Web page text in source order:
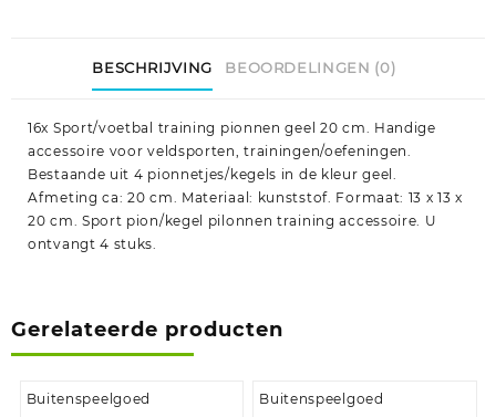
BESCHRIJVING BEOORDELINGEN (0)
16x Sport/voetbal training pionnen geel 20 cm. Handige
accessoire voor veldsporten, trainingen/oefeningen.
Bestaande uit 4 pionnetjes/kegels in de kleur geel.
Afmeting ca: 20 cm. Materiaal: kunststof. Formaat: 13 x 13 x
20 cm. Sport pion/kegel pilonnen training accessoire. U
ontvangt 4 stuks.
Gerelateerde producten
Buitenspeelgoed Buitenspeelgoed